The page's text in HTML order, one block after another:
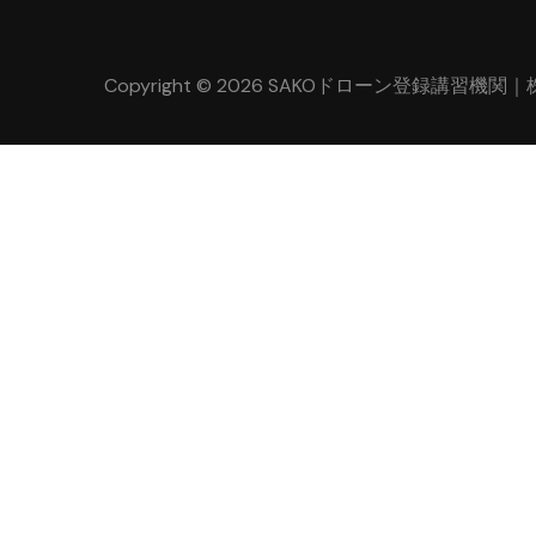
Copyright © 2026 SAKOドローン登録講習機関｜